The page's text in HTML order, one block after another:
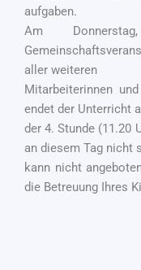
aufgaben.
Am
aller weiteren
Mitarbeiterinnen
endet der Unterricht
der 4. Stunde (11.20
an diesem Tag nicht
kann nicht
die Betreuung Ihres